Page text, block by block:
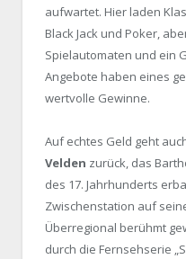
aufwartet. Hier laden
Black Jack und Poker,
Spielautomaten und ein
Angebote haben eines
wertvolle Gewinne.
Auf echtes Geld geht
Velden zurück, das
des 17. Jahrhunderts
Zwischenstation auf
Überregional berühmt
durch die Fernsehserie